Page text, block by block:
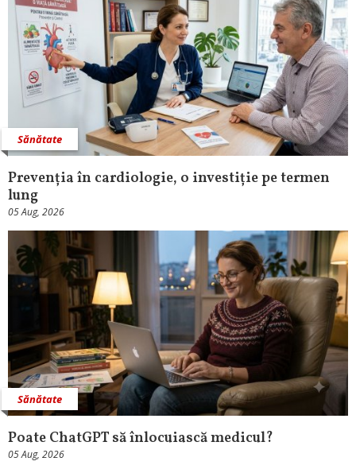
Sănătate
Prevenția în cardiologie, o investiție pe termen
lung
05 Aug, 2026
Sănătate
Poate ChatGPT să înlocuiască medicul?
05 Aug, 2026